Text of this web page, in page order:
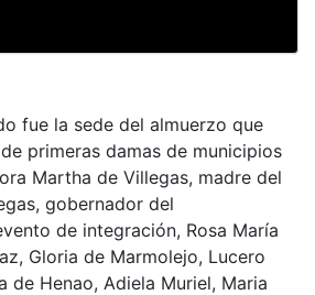
fue la sede del almuerzo que
primeras damas de municipios
Martha de Villegas, madre del
gobernador del
de integración, Rosa María
Gloria de Marmolejo, Lucero
de Henao, Adiela Muriel, Maria